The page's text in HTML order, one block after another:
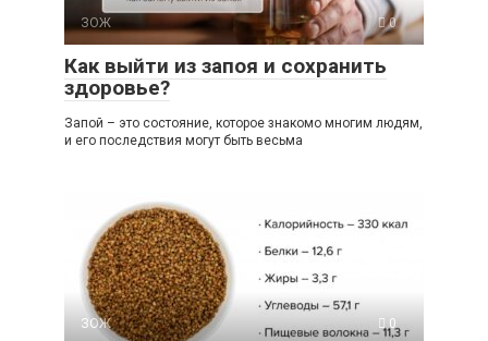
ЗОЖ 0
Как выйти из запоя и сохранить
здоровье?
Запой – это состояние, которое знакомо многим людям,
и его последствия могут быть весьма
ЗОЖ 0